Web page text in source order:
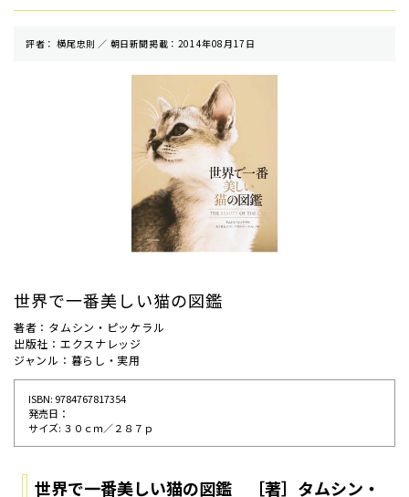
評者： 横尾忠則 ／ 朝⽇新聞掲載：2014年08月17日
世界で一番美しい猫の図鑑
著者：タムシン・ピッケラル
出版社：エクスナレッジ
ジャンル：暮らし・実用
ISBN: 9784767817354
発売⽇：
サイズ: ３０ｃｍ／２８７ｐ
世界で一番美しい猫の図鑑 ［著］タムシン・